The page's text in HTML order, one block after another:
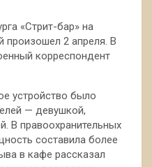
«Стрит-бар» на
произошел 2 апреля. В
корреспондент
устройство было
— девушкой,
В правоохранительных
составила более
в кафе рассказал